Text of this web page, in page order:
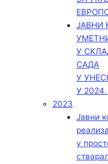
ЈАВНИ
У
САДА
У
У
2023
Јавни
у